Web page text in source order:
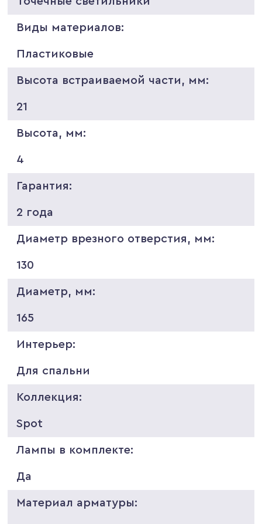
Виды материалов:
Пластиковые
Высота встраиваемой части, мм:
21
Высота, мм:
4
Гарантия:
2 года
Диаметр врезного отверстия, мм:
130
Диаметр, мм:
165
Интерьер:
Для спальни
Коллекция:
Spot
Лампы в комплекте:
Да
Материал арматуры: